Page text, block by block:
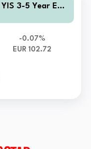
3-5 Year EM
-0.07%
EUR 102.72